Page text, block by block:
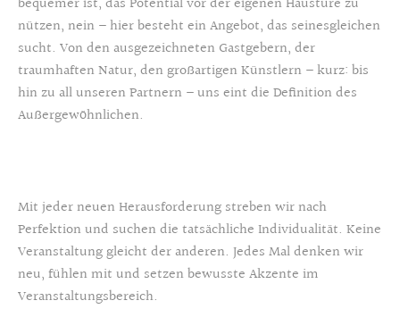
nützen, nein – hier besteht ein Angebot, das seinesgleichen
sucht. Von den ausgezeichneten Gastgebern, der
traumhaften Natur, den großartigen Künstlern – kurz: bis
hin zu all unseren Partnern – uns eint die Definition des
Außergewöhnlichen.
Mit jeder neuen Herausforderung streben wir nach
Perfektion und suchen die tatsächliche Individualität. Keine
Veranstaltung gleicht der anderen. Jedes Mal denken wir
neu, fühlen mit und setzen bewusste Akzente im
Veranstaltungsbereich.